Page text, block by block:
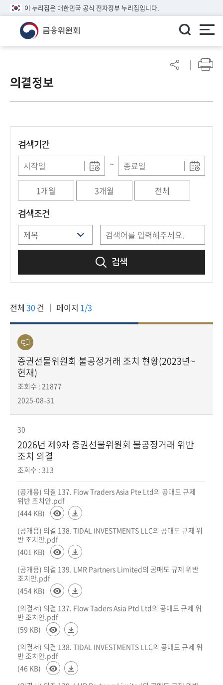
이 누리집은 대한민국 공식 전자정부 누리집입니다.
린
이알
개
적
금
융
원
회
의결정보
검색기간
~
1개월 3개월 전체
검색조건
검색
전체 30 건 페이지 1/3
증권선물위원회 불공정거래 조치 현황(2023년~
현재)
조회수 : 21877
2025-08-31
30
2026년 제9차 증권선물위원회 불공정거래 위반
조치 의결
조회수 : 313
(공개용) 의결 137. Flow Traders Asia Pte Ltd의 공매도 규제
위반 조치안.pdf
(444 KB)
(공개용) 의결 138. TIDAL INVESTMENTS LLC의 공매도 규제 위
반 조치안.pdf
(401 KB)
(공개용) 의결 139. LMR Partners Limited의 공매도 규제 위반
조치안.pdf
(454 KB)
(의결서) 의결 137. Flow Taders Asia Ptd Ltd의 공매도 규제 위
반 조치안.pdf
(59 KB)
(의결서) 의결 138. TIDAL INVESTMENTS LLC의 공매도 규제 위
반 조치안.pdf
(46 KB)